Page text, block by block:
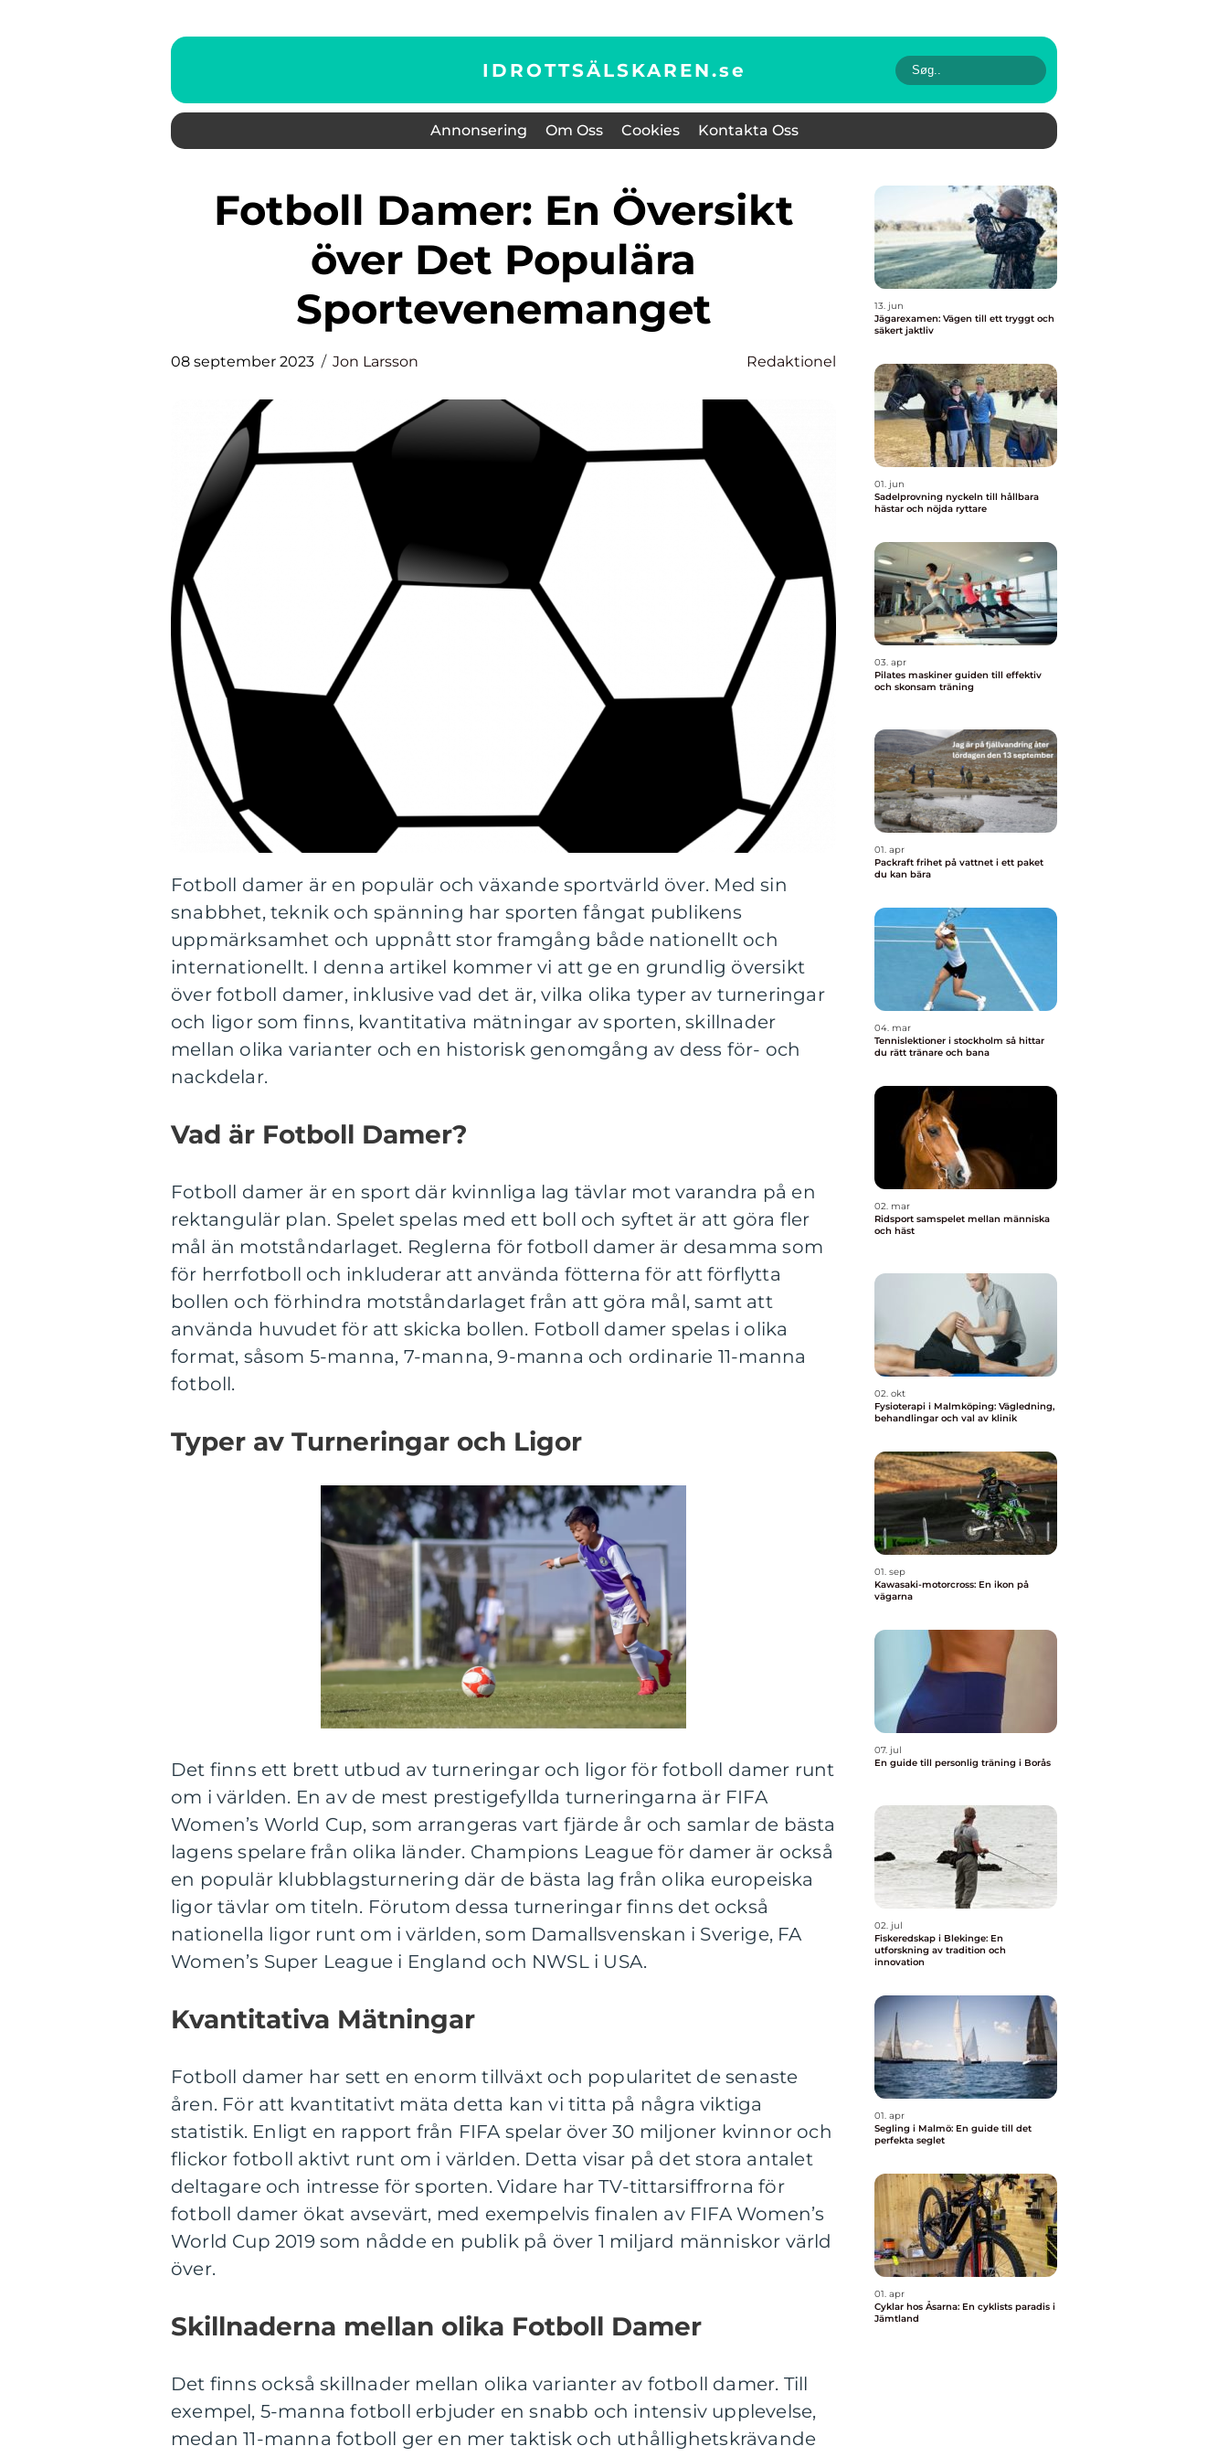
IDROTTSÄLSKAREN.se
Annonsering Om Oss Cookies Kontakta Oss
Fotboll Damer: En Översikt
över Det Populära
Sportevenemanget
08 september 2023 Jon Larsson Redaktionel
Fotboll damer är en populär och växande sportvärld över. Med sin
snabbhet, teknik och spänning har sporten fångat publikens
uppmärksamhet och uppnått stor framgång både nationellt och
internationellt. I denna artikel kommer vi att ge en grundlig översikt
över fotboll damer, inklusive vad det är, vilka olika typer av turneringar
och ligor som finns, kvantitativa mätningar av sporten, skillnader
mellan olika varianter och en historisk genomgång av dess för- och
nackdelar.
Vad är Fotboll Damer?
Fotboll damer är en sport där kvinnliga lag tävlar mot varandra på en
rektangulär plan. Spelet spelas med ett boll och syftet är att göra fler
mål än motståndarlaget. Reglerna för fotboll damer är desamma som
för herrfotboll och inkluderar att använda fötterna för att förflytta
bollen och förhindra motståndarlaget från att göra mål, samt att
använda huvudet för att skicka bollen. Fotboll damer spelas i olika
format, såsom 5-manna, 7-manna, 9-manna och ordinarie 11-manna
fotboll.
Typer av Turneringar och Ligor
Det finns ett brett utbud av turneringar och ligor för fotboll damer runt
om i världen. En av de mest prestigefyllda turneringarna är FIFA
Women’s World Cup, som arrangeras vart fjärde år och samlar de bästa
lagens spelare från olika länder. Champions League för damer är också
en populär klubblagsturnering där de bästa lag från olika europeiska
ligor tävlar om titeln. Förutom dessa turneringar finns det också
nationella ligor runt om i världen, som Damallsvenskan i Sverige, FA
Women’s Super League i England och NWSL i USA.
Kvantitativa Mätningar
Fotboll damer har sett en enorm tillväxt och popularitet de senaste
åren. För att kvantitativt mäta detta kan vi titta på några viktiga
statistik. Enligt en rapport från FIFA spelar över 30 miljoner kvinnor och
flickor fotboll aktivt runt om i världen. Detta visar på det stora antalet
deltagare och intresse för sporten. Vidare har TV-tittarsiffrorna för
fotboll damer ökat avsevärt, med exempelvis finalen av FIFA Women’s
World Cup 2019 som nådde en publik på över 1 miljard människor värld
över.
Skillnaderna mellan olika Fotboll Damer
Det finns också skillnader mellan olika varianter av fotboll damer. Till
exempel, 5-manna fotboll erbjuder en snabb och intensiv upplevelse,
medan 11-manna fotboll ger en mer taktisk och uthållighetskrävande
13. jun
Jägarexamen: Vägen till ett tryggt och
säkert jaktliv
01. jun
Sadelprovning nyckeln till hållbara
hästar och nöjda ryttare
03. apr
Pilates maskiner guiden till effektiv
och skonsam träning
01. apr
Packraft frihet på vattnet i ett paket
du kan bära
04. mar
Tennislektioner i stockholm så hittar
du rätt tränare och bana
02. mar
Ridsport samspelet mellan människa
och häst
02. okt
Fysioterapi i Malmköping: Vägledning,
behandlingar och val av klinik
01. sep
Kawasaki-motorcross: En ikon på
vägarna
07. jul
En guide till personlig träning i Borås
02. jul
Fiskeredskap i Blekinge: En
utforskning av tradition och
innovation
01. apr
Segling i Malmö: En guide till det
perfekta seglet
01. apr
Cyklar hos Åsarna: En cyklists paradis i
Jämtland